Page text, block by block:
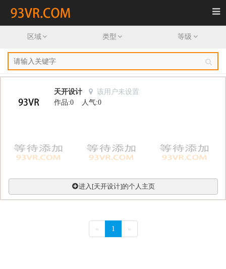
全景漫游
作者
发布需求
注册
区域 类型 等级
天开设计
该用户未设置
作品:0 人气:0
进入[天开设计]的个人主页
« 1 »